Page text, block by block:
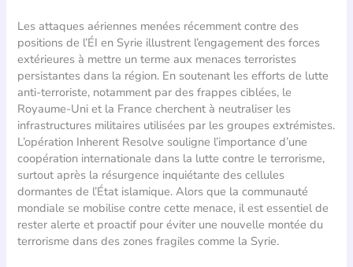
Les attaques aériennes menées récemment contre des
positions de l’ÉI en Syrie illustrent l’engagement des forces
extérieures à mettre un terme aux menaces terroristes
persistantes dans la région. En soutenant les efforts de lutte
anti-terroriste, notamment par des frappes ciblées, le
Royaume-Uni et la France cherchent à neutraliser les
infrastructures militaires utilisées par les groupes extrémistes.
L’opération Inherent Resolve souligne l’importance d’une
coopération internationale dans la lutte contre le terrorisme,
surtout après la résurgence inquiétante des cellules
dormantes de l’État islamique. Alors que la communauté
mondiale se mobilise contre cette menace, il est essentiel de
rester alerte et proactif pour éviter une nouvelle montée du
terrorisme dans des zones fragiles comme la Syrie.